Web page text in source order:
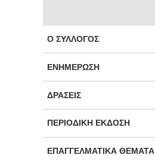
Ο ΣΎΛΛΟΓΟΣ
ΕΝΗΜΈΡΩΣΗ
ΔΡΆΣΕΙΣ
ΠΕΡΙΟΔΙΚΉ ΈΚΔΟΣΗ
ΕΠΑΓΓΕΛΜΑΤΙΚΆ ΘΈΜΑΤΑ